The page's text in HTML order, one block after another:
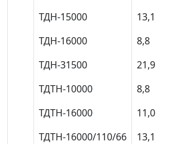
ТДН-15000
ТДН-16000
ТДН-31500
ТДТН-10000
ТДТН-16000
ТДТН-16000/110/66
13,1
8,8
21,9
8,8
11,0
13,1